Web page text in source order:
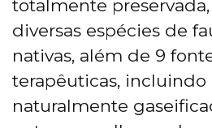
totalmente
diversas espécies de
nativas, além de 9
terapêuticas,
naturalmente